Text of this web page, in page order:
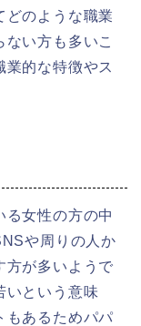
どのような職業
い方も多いこ
的な特徴やス
る女性の方の中
や周りの人か
方が多いようで
いという意味
もあるためパパ